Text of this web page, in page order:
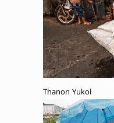
Thanon Yukol